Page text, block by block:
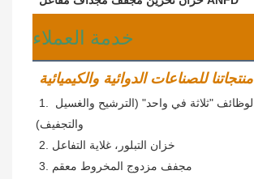
خدمة العملاء
منتجاتنا للصناعات الدوائية والكيميائية
والتجفيف)
2. خزان التبلور، غلاية التفاعل
3. مجفف مزدوج المخروط معقم